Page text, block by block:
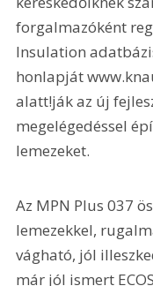
forgalmazóként
Insulation
honlapját
alatt!ják az új
megelégedéssel
lemezeket.
Az MPN Plus 037
lemezekkel,
vágható, jól
már jól ismert